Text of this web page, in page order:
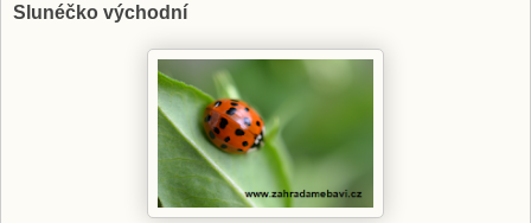
Slunéčko východní